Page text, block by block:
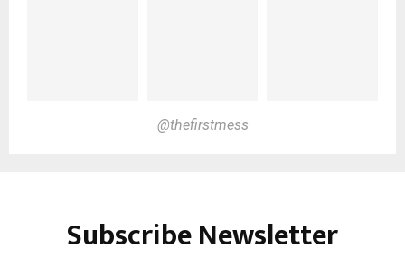
@thefirstmess
Subscribe Newsletter